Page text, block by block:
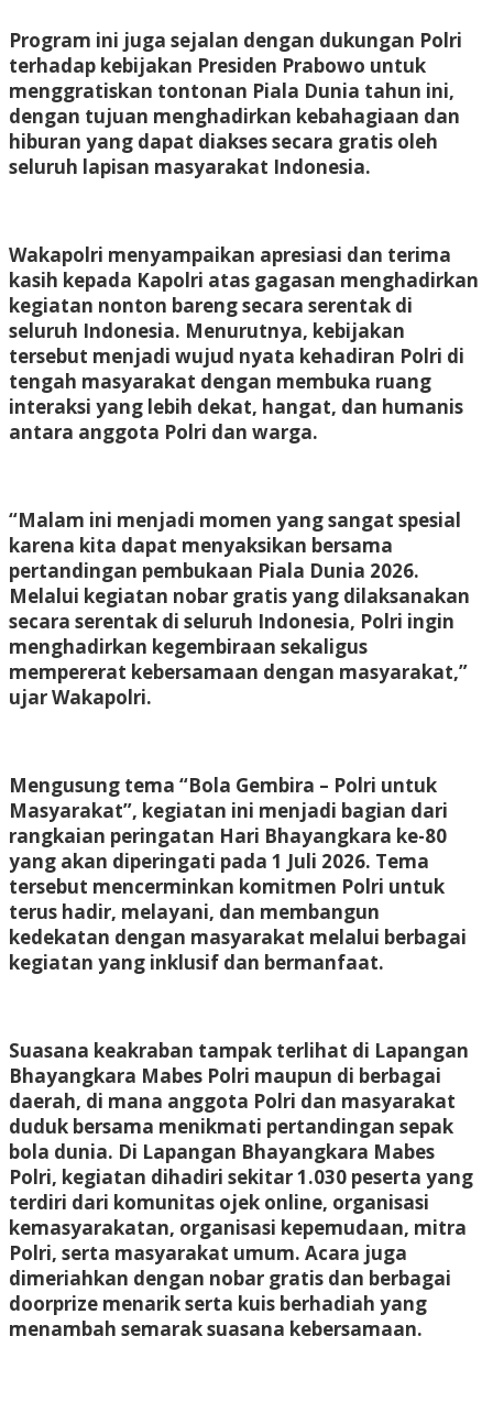
Program ini juga sejalan dengan dukungan Polri
terhadap kebijakan Presiden Prabowo untuk
menggratiskan tontonan Piala Dunia tahun ini,
dengan tujuan menghadirkan kebahagiaan dan
hiburan yang dapat diakses secara gratis oleh
seluruh lapisan masyarakat Indonesia.
Wakapolri menyampaikan apresiasi dan terima
kasih kepada Kapolri atas gagasan menghadirkan
kegiatan nonton bareng secara serentak di
seluruh Indonesia. Menurutnya, kebijakan
tersebut menjadi wujud nyata kehadiran Polri di
tengah masyarakat dengan membuka ruang
interaksi yang lebih dekat, hangat, dan humanis
antara anggota Polri dan warga.
“Malam ini menjadi momen yang sangat spesial
karena kita dapat menyaksikan bersama
pertandingan pembukaan Piala Dunia 2026.
Melalui kegiatan nobar gratis yang dilaksanakan
secara serentak di seluruh Indonesia, Polri ingin
menghadirkan kegembiraan sekaligus
mempererat kebersamaan dengan masyarakat,”
ujar Wakapolri.
Mengusung tema “Bola Gembira – Polri untuk
Masyarakat”, kegiatan ini menjadi bagian dari
rangkaian peringatan Hari Bhayangkara ke-80
yang akan diperingati pada 1 Juli 2026. Tema
tersebut mencerminkan komitmen Polri untuk
terus hadir, melayani, dan membangun
kedekatan dengan masyarakat melalui berbagai
kegiatan yang inklusif dan bermanfaat.
Suasana keakraban tampak terlihat di Lapangan
Bhayangkara Mabes Polri maupun di berbagai
daerah, di mana anggota Polri dan masyarakat
duduk bersama menikmati pertandingan sepak
bola dunia. Di Lapangan Bhayangkara Mabes
Polri, kegiatan dihadiri sekitar 1.030 peserta yang
terdiri dari komunitas ojek online, organisasi
kemasyarakatan, organisasi kepemudaan, mitra
Polri, serta masyarakat umum. Acara juga
dimeriahkan dengan nobar gratis dan berbagai
doorprize menarik serta kuis berhadiah yang
menambah semarak suasana kebersamaan.